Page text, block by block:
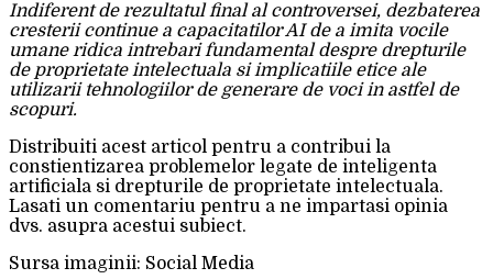
Indiferent de rezultatul final al controversei, dezbaterea
cresterii continue a capacitatilor AI de a imita vocile
umane ridica intrebari fundamental despre drepturile
de proprietate intelectuala si implicatiile etice ale
utilizarii tehnologiilor de generare de voci in astfel de
scopuri.
Distribuiti acest articol pentru a contribui la
constientizarea problemelor legate de inteligenta
artificiala si drepturile de proprietate intelectuala.
Lasati un comentariu pentru a ne impartasi opinia
dvs. asupra acestui subiect.
Sursa imaginii: Social Media